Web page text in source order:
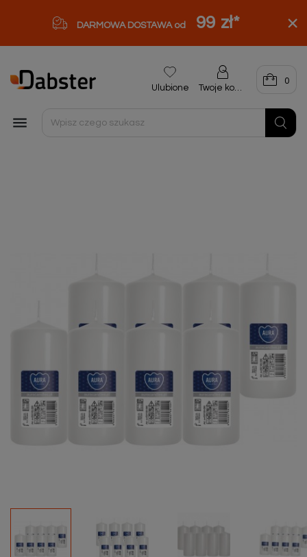
DARMOWA DOSTAWA od 99 zł*

Ulubione Twoje konto
0